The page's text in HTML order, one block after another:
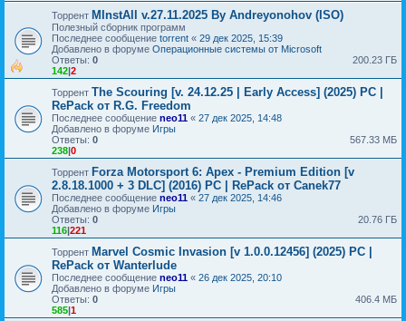
Торрент MInstAll v.27.11.2025 By Andreyonohov (ISO)
Полезный сборник программ
Последнее сообщение torrent « 29 дек 2025, 15:39
Добавлено в форуме Операционные системы от Microsoft
Ответы: 0
142|2
200.23 ГБ
Торрент The Scouring [v. 24.12.25 | Early Access] (2025) PC |
RePack от R.G. Freedom
Последнее сообщение neo11 « 27 дек 2025, 14:48
Добавлено в форуме Игры
Ответы: 0
238|0
567.33 МБ
Торрент Forza Motorsport 6: Apex - Premium Edition [v
2.8.18.1000 + 3 DLC] (2016) PC | RePack от Canek77
Последнее сообщение neo11 « 27 дек 2025, 14:46
Добавлено в форуме Игры
Ответы: 0
116|221
20.76 ГБ
Торрент Marvel Cosmic Invasion [v 1.0.0.12456] (2025) PC |
RePack от Wanterlude
Последнее сообщение neo11 « 26 дек 2025, 20:10
Добавлено в форуме Игры
Ответы: 0
585|1
406.4 МБ